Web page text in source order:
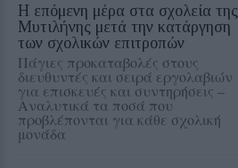
Η επόμενη μέρα στα σχολεία της
Μυτιλήνης μετά την κατάργηση
των σχολικών επιτροπών
Πάγιες προκαταβολές στους
διευθυντές και σειρά εργολαβιών
για επισκευές και συντηρήσεις –
Αναλυτικά τα ποσά που
προβλέπονται για κάθε σχολική
μονάδα